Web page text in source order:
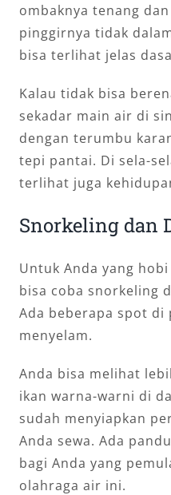
ombaknya tenang
pinggirnya tidak
bisa terlihat jelas
Kalau tidak bisa
sekadar main air di
dengan terumbu
tepi pantai. Di sela-
terlihat juga
Snorkeling dan
Untuk Anda yang
bisa coba snorkeling
Ada beberapa spot di
menyelam.
Anda bisa melihat
ikan warna-warni di
sudah menyiapkan
Anda sewa. Ada
bagi Anda yang
olahraga air ini.